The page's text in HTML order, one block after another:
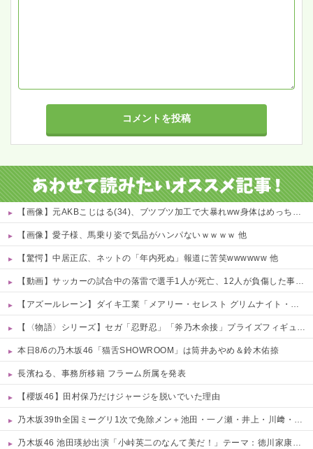
【画像】元AKBこじはる(34)、ブツブツ加工で大暴れww身体はめっちゃいいのにな・・・ 他
【画像】愛子様、馬乗り姿で気品がハンパないｗｗｗｗ 他
【驚愕】中居正広、ネットの「年内死ぬ」報道に苦笑wwwwww 他
【動画】サッカーの試合中の落雷で選手1人が死亡、12人が負傷した事故。
【アズールレーン】ダイキ工業「メアリー・セレスト グリムナイト・リーパー」フィギュア【10日予約開始】
【〈物語〉シリーズ】セガ「忍野忍」「斧乃木余接」プライズフィギュア【彩色原型公開】
本日8/6の乃木坂46「猫舌SHOWROOM」は筒井あやめ＆鈴木佑捺
長濱ねる、事務所移籍 フラーム所属を発表
【櫻坂46】田村保乃だけジャージを脱いでいた理由
乃木坂39th全国ミーグリ1次で免除メン＋池田・一ノ瀬・井上・川﨑・菅原・中西が全完売
乃木坂46 池田瑛紗出演「小峠英二のなんて美だ！」テーマ：徳川家康【2025.8.5 24:00〜 TOKYO MX】